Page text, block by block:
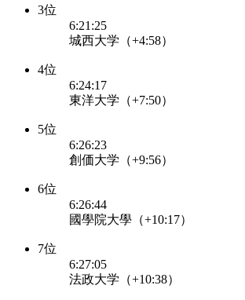
3位
6:21:25
城西大学（+4:58）
4位
6:24:17
東洋大学（+7:50）
5位
6:26:23
創価大学（+9:56）
6位
6:26:44
國學院大學（+10:17）
7位
6:27:05
法政大学（+10:38）